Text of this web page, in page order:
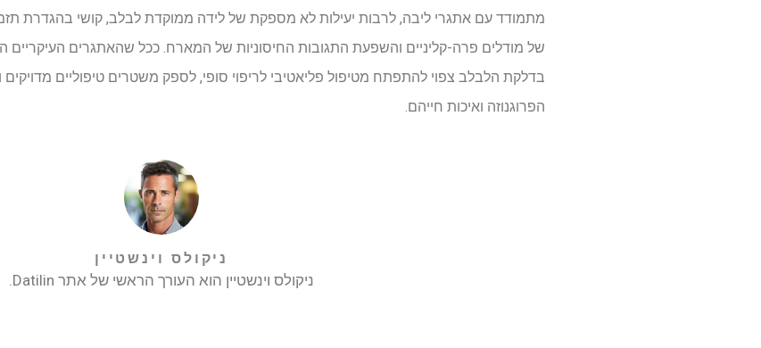
מתמודד עם אתגרי ליבה, לרבות יעילות לא מספקת של לידה ממוקדת לבלב, קושי בהגדרת
של מודלים פרה-קליניים והשפעת התגובות החיסוניות של המארח. ככל שהאתגרים העיקריים
בדלקת הלבלב צפוי להתפתח מטיפול פליאטיבי לריפוי סופי, לספק משטרים טיפוליים מדויקים
הפרוגנוזה ואיכות חייהם.
ניקולס וינשטיין
ניקולס וינשטיין הוא העורך הראשי של אתר Datilin.